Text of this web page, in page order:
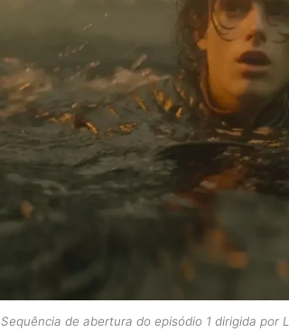
Sequência de abertura do episódio 1 dirigida por